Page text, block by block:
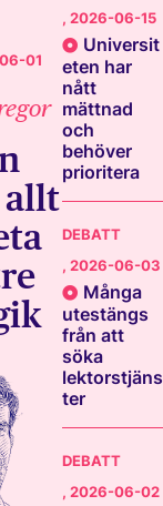
01
allt
, 2026-06-15
Universit
eten har
nått
mättnad
och
behöver
prioritera
DEBATT
, 2026-06-03
Många
utestängs
från att
söka
lektorstjäns
ter
DEBATT
, 2026-06-02